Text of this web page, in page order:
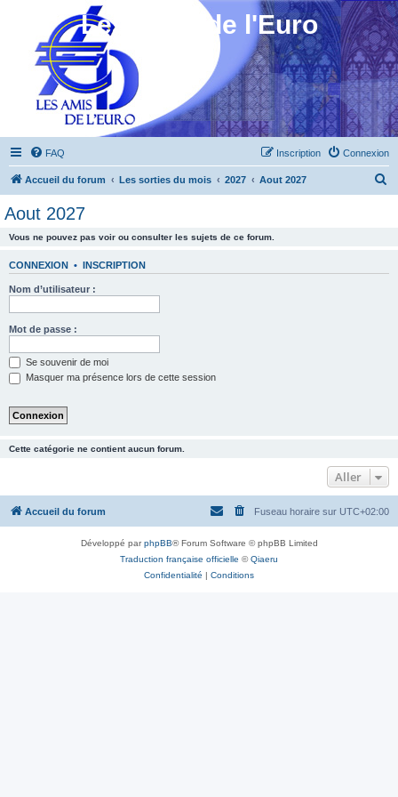
Les Amis de l'Euro
FAQ Connexion
Inscription
Accueil du forum Les sorties du mois 2027 Aout 2027
Aout 2027
Vous ne pouvez pas voir ou consulter les sujets de ce forum.
CONNEXION • INSCRIPTION
Nom d’utilisateur :
Mot de passe :
Se souvenir de moi
Masquer ma présence lors de cette session
Cette catégorie ne contient aucun forum.
Aller
Accueil du forum Fuseau horaire sur UTC+02:00
Développé parphpBB® Forum Software © phpBB Limited
Traduction française officielle ©Qiaeru
Confidentialité | Conditions